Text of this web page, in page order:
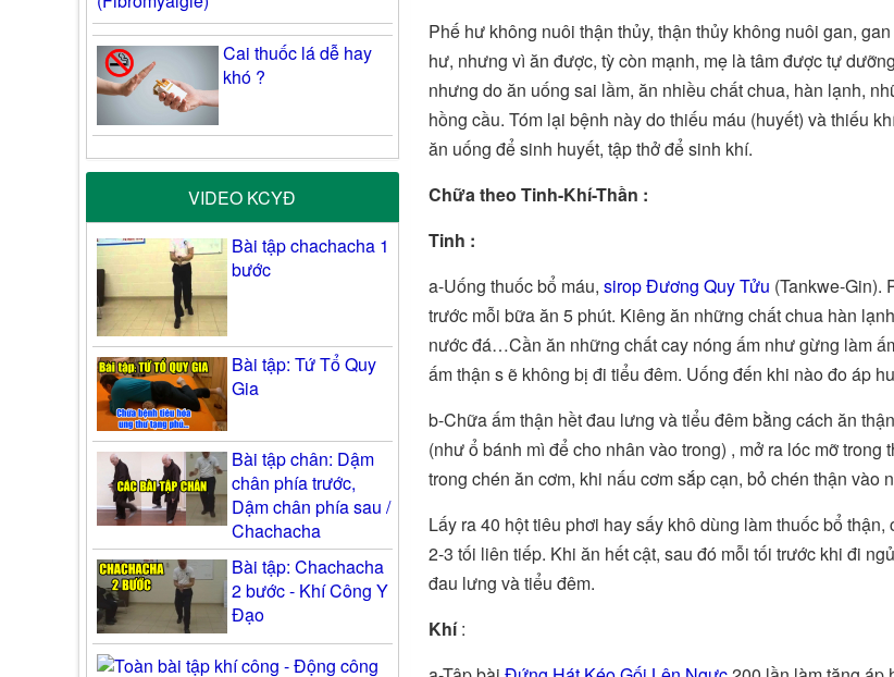
Phế hư không nuôi thận thủy, thận thủy không nuôi gan,
hư, nhưng vì ăn được, tỳ còn mạnh, mẹ là tâm được tự
nhưng do ăn uống sai lầm, ăn nhiều chất chua, hàn lạnh,
hồng cầu. Tóm lại bệnh này do thiếu máu (huyết) và thiếu
ăn uống để sinh huyết, tập thở để sinh khí.
Chữa theo Tinh-Khí-Thần :
Tinh :
a-Uống thuốc bổ máu, sirop Đương Quy Tửu (Tankwe-Gin).
trước mỗi bữa ăn 5 phút. Kiêng ăn những chất chua hàn
nước đá…Cần ăn những chất cay nóng ấm như gừng làm
ấm thận s ẽ không bị đi tiểu đêm. Uống đến khi nào đo áp
b-Chữa ấm thận hềt đau lưng và tiểu đêm bằng cách ăn
(như ổ bánh mì để cho nhân vào trong) , mở ra lóc mỡ
trong chén ăn cơm, khi nấu cơm sắp cạn, bỏ chén thận vào
Lấy ra 40 hột tiêu phơi hay sấy khô dùng làm thuốc bổ
2-3 tối liên tiếp. Khi ăn hết cật, sau đó mỗi tối trước khi đi
đau lưng và tiểu đêm.
Khí:
Cai thuốc lá dễ hay
khó ?
VIDEO KCYĐ
Bài tập chachacha 1
bước
Bài tập: Tứ Tổ Quy
Gia
Bài tập chân: Dậm
chân phía trước,
Dậm chân phía sau /
Chachacha
Bài tập: Chachacha
2 bước - Khí Công Y
Đạo